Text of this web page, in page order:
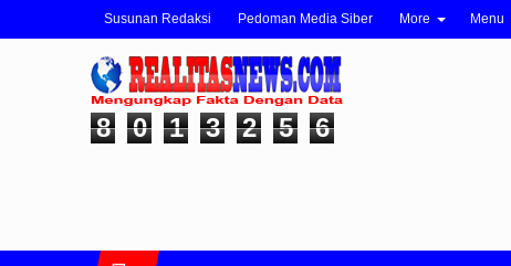
Susunan Redaksi Pedoman Media Siber More Menu
8 0 1 3 2 5 6